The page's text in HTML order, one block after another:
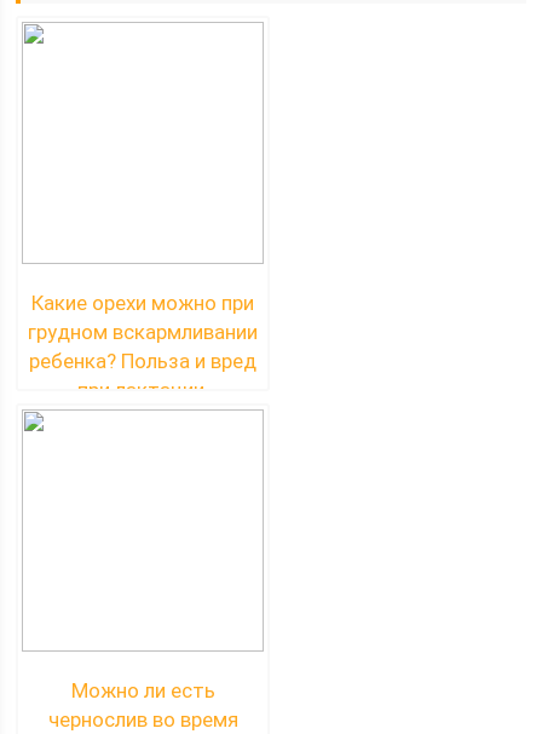
Какие орехи можно при
грудном вскармливании
ребенка? Польза и вред
при лактации.
Можно ли есть
чернослив во время